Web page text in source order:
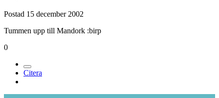
Postad 15 december 2002
Tummen upp till Mandork :birp
0
Citera